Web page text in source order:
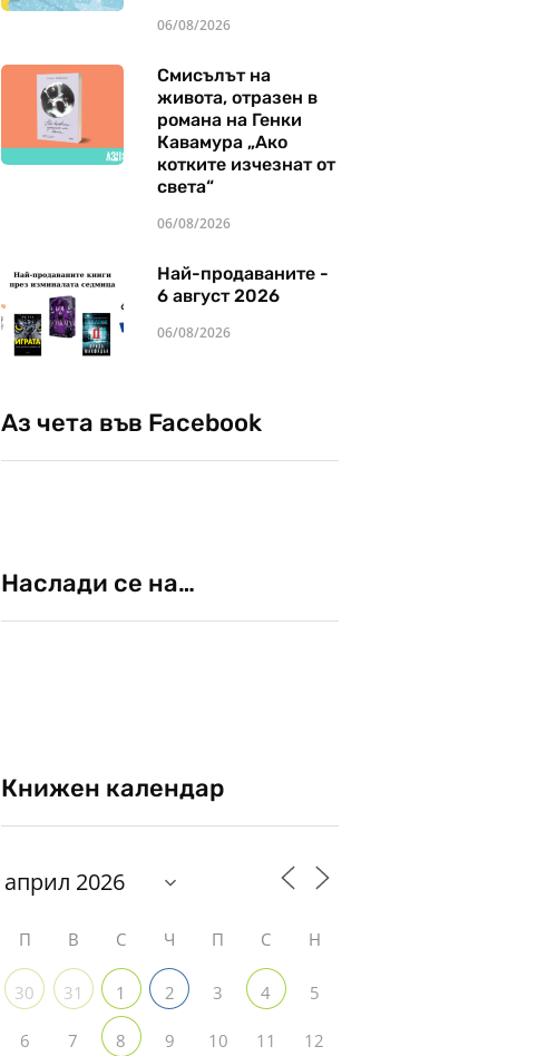
06/08/2026
Смисълът на
живота, отразен в
романа на Генки
Кавамура „Ако
котките изчезнат от
света“
06/08/2026
Най-продаваните -
6 август 2026
06/08/2026
Аз чета във Facebook
Наслади се на…
Книжен календар
П В С Ч П С Н
30 31 1 2 3 4 5
6 7 8 9 10 11 12